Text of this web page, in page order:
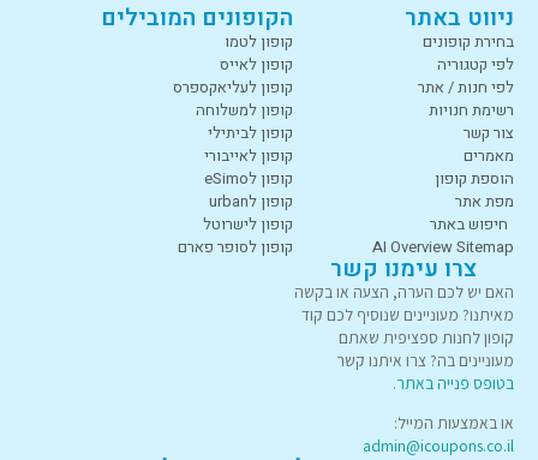
ניווט באתר
בחירת קופונים
לפי קטגוריה
לפי חנות / אתר
רשימת חנויות
צור קשר
מאמרים
הוספת קופון
מפת אתר
חיפוש באתר
AI Overview Sitemap
הקופונים המובילים
קופון לטמו
קופון לאייס
קופון לעליאקספרס
קופון למשלוחה
קופון לביתילי
קופון לאייבורי
קופון לeSimo
קופון לurban
קופון לישרוטל
קופון לסופר פארם
צרו עימנו קשר
האם יש לכם הערה, הצעה או בקשה
מאיתנו? מעוניינים שנוסיף לכם קוד
קופון לחנות ספציפית שאתם
מעוניינים בה? צרו איתנו קשר
בטופס פנייה באתר.
או באמצעות המייל:
admin@icoupons.co.il